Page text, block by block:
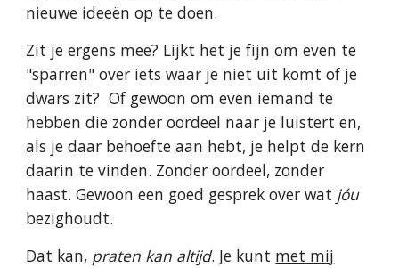
nieuwe ideeën op te doen.
Zit je ergens mee? Lijkt het je fijn om even te
"sparren" over iets waar je niet uit komt of je
dwars zit? Of gewoon om even iemand te
hebben die zonder oordeel naar je luistert en,
als je daar behoefte aan hebt, je helpt de kern
daarin te vinden. Zonder oordeel, zonder
haast. Gewoon een goed gesprek over wat jóu
bezighoudt.
Dat kan, praten kan altijd. Je kunt met mij